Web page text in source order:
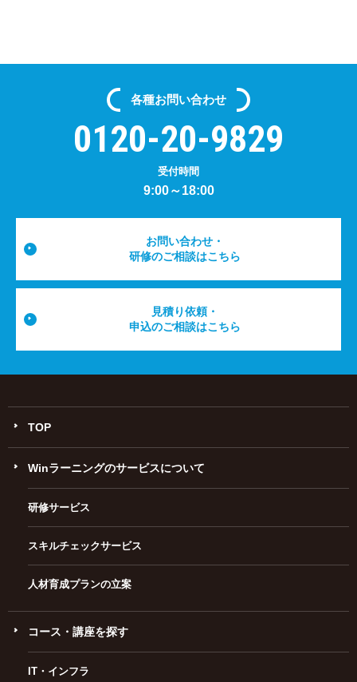
各種お問い合わせ
0120-20-9829
受付時間
9:00～18:00
お問い合わせ・
研修のご相談はこちら
見積り依頼・
申込のご相談はこちら
TOP
Winラーニングのサービスについて
研修サービス
スキルチェックサービス
人材育成プランの立案
コース・講座を探す
IT・インフラ